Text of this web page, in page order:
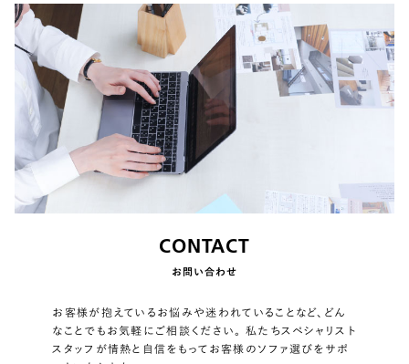
CONTACT
お問い合わせ
お客様が抱えているお悩みや迷われていることなど、どん
なことでもお気軽にご相談ください。 私たちスペシャリスト
スタッフが情熱と自信をもってお客様のソファ選びをサポ